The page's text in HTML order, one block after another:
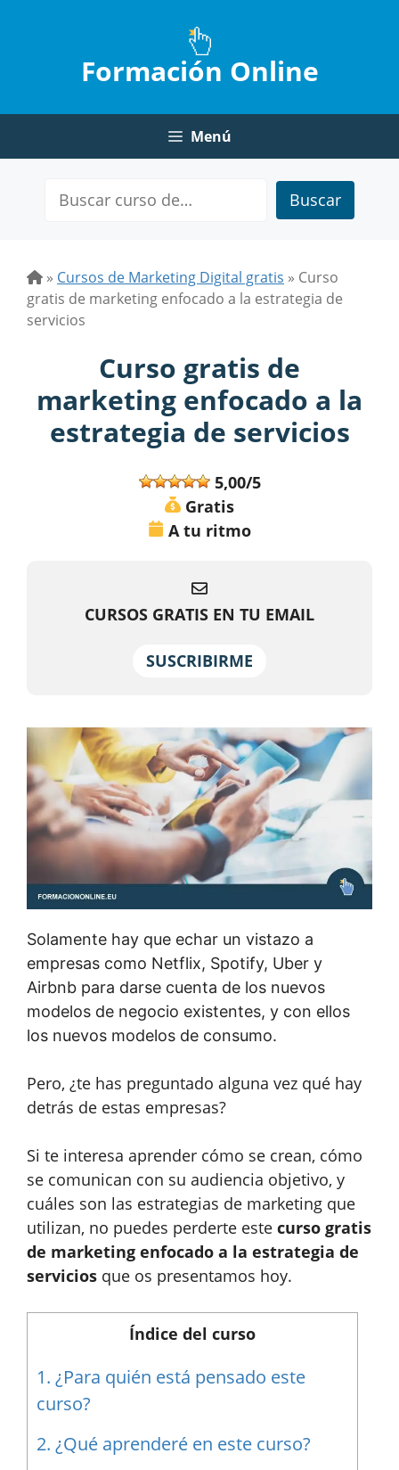
Formación Online
Menú
Buscar
» Cursos de Marketing Digital gratis » Curso
gratis de marketing enfocado a la estrategia de
servicios
Curso gratis de
marketing enfocado a la
estrategia de servicios
5,00/5
Gratis
A tu ritmo
CURSOS GRATIS EN TU EMAIL
SUSCRIBIRME
Solamente hay que echar un vistazo a
empresas como Netflix, Spotify, Uber y
Airbnb para darse cuenta de los nuevos
modelos de negocio existentes, y con ellos
los nuevos modelos de consumo.
Pero, ¿te has preguntado alguna vez qué hay
detrás de estas empresas?
Si te interesa aprender cómo se crean, cómo
se comunican con su audiencia objetivo, y
cuáles son las estrategias de marketing que
utilizan, no puedes perderte este curso gratis
de marketing enfocado a la estrategia de
servicios que os presentamos hoy.
Índice del curso
1. ¿Para quién está pensado este
curso?
2. ¿Qué aprenderé en este curso?